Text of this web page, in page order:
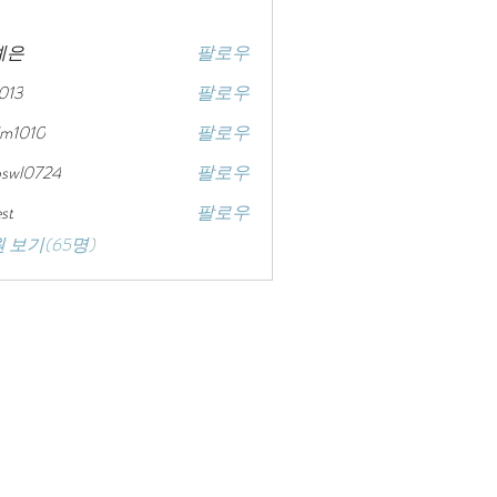
은
팔로우
팔로우
팔로우
팔로우
팔로우
보기(65명)